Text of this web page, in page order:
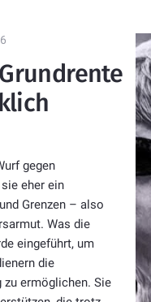
gegen
eher ein
Grenzen – also
Was die
eingeführt, um
die
zu ermöglichen. Sie